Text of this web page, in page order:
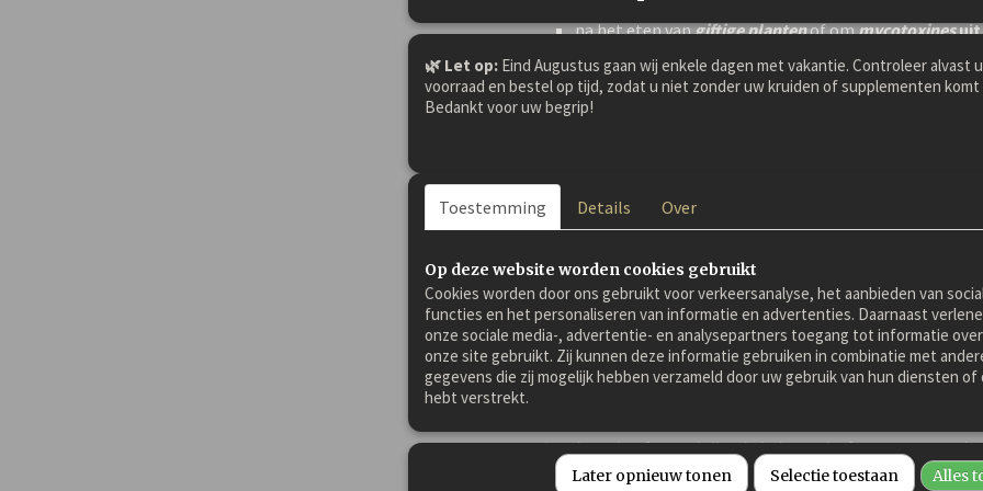
na het eten vangiftige plantenof ommycotoxinesuit
Staart en manen:
lichaam kan in de winter of vroege
Kruidenmix begonnen worden bij paarden die in de zomer
en manen, zoals kapotte huid aan staart en manen en
kunt u overstappen op onze Zomer Vacht kruidenmix,
zomerse perikelen door knutten.
100%humanekwaliteit
100% origineel natuur krachtige formule
100%kant-en-klarekruidenmix
100% natuurproduct
* De lever heeftverschillende belangrijke functiesen zonder
leven. Een van de functies is dat het orgaan (een klier), de
🌿 Let op: Eind Augustus gaan wij enkele dagen met vakantie. Controleer alvast
voorraad en bestel op tijd, zodat u niet zonder uw kruiden of supplementen
Bedankt voor uw begrip!
Toestemming Details Over
Op deze website worden cookies gebruikt
Cookies worden door ons gebruikt voor verkeersanalyse, het aanbieden van
functies en het personaliseren van informatie en advertenties. Daarnaast
onze sociale media-, advertentie- en analysepartners toegang tot informatie
onze site gebruikt. Zij kunnen deze informatie gebruiken in combinatie met
gegevens die zij mogelijk hebben verzameld door uw gebruik van hun diensten of
hebt verstrekt.
Later opnieuw tonen Selectie toestaan Alles